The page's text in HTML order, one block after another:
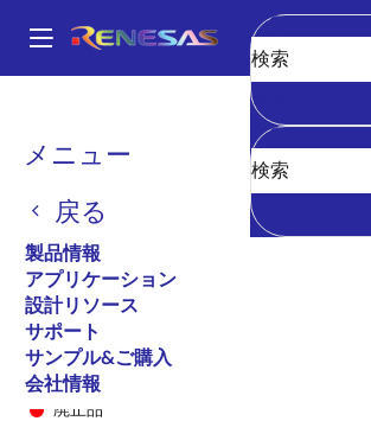
ン
Main
navigation
メニュー
戻る
製品情報
アプリケーション
設計リソース
サポート
サンプル&ご購入
会社情報
消去
パ
く
ず
72V51333
72V51333L6BB8
廃止品